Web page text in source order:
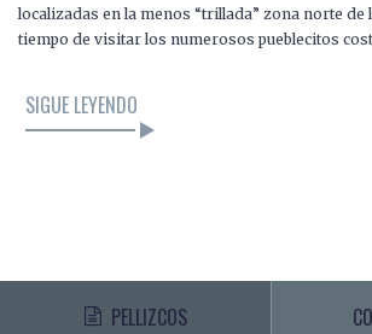
localizadas en la menos “trillada” zona norte de
tiempo de visitar los numerosos pueblecitos
SIGUE LEYENDO
PELLIZCOS